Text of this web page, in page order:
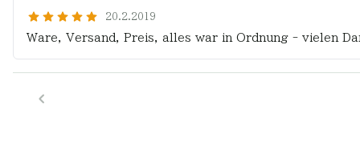
20.2.2019
Ware, Versand, Preis, alles war in Ordnung - vielen